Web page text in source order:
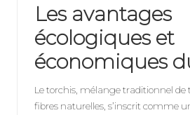
Les avantages
écologiques et
économiques
Le torchis, mélange traditionnel de
fibres naturelles, s’inscrit comme